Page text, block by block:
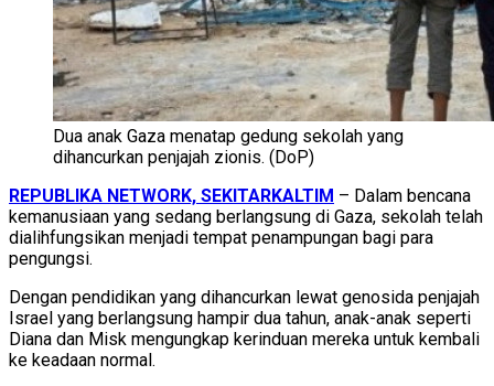
Dua anak Gaza menatap gedung sekolah yang
dihancurkan penjajah zionis. (DoP)
REPUBLIKA NETWORK, SEKITARKALTIM – Dalam bencana
kemanusiaan yang sedang berlangsung di Gaza, sekolah telah
dialihfungsikan menjadi tempat penampungan bagi para
pengungsi.
Dengan pendidikan yang dihancurkan lewat genosida penjajah
Israel yang berlangsung hampir dua tahun, anak-anak seperti
Diana dan Misk mengungkap kerinduan mereka untuk kembali
ke keadaan normal.